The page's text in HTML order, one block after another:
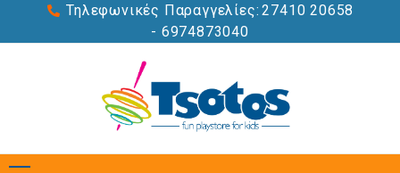
Τηλεφωνικές Παραγγελίες: 27410 20658
- 6974873040